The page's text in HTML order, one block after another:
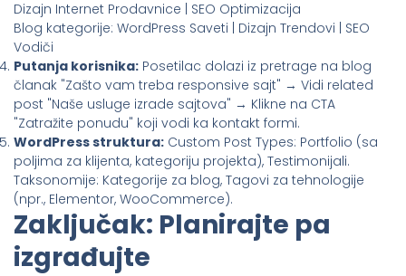
Dizajn Internet Prodavnice | SEO Optimizacija
Blog kategorije: WordPress Saveti | Dizajn Trendovi | SEO
Vodiči
Putanja korisnika: Posetilac dolazi iz pretrage na blog
članak "Zašto vam treba responsive sajt" → Vidi related
post "Naše usluge izrade sajtova" → Klikne na CTA
"Zatražite ponudu" koji vodi ka kontakt formi.
WordPress struktura: Custom Post Types: Portfolio (sa
poljima za klijenta, kategoriju projekta), Testimonijali.
Taksonomije: Kategorije za blog, Tagovi za tehnologije
(npr., Elementor, WooCommerce).
Zaključak: Planirajte pa
izgrađujte